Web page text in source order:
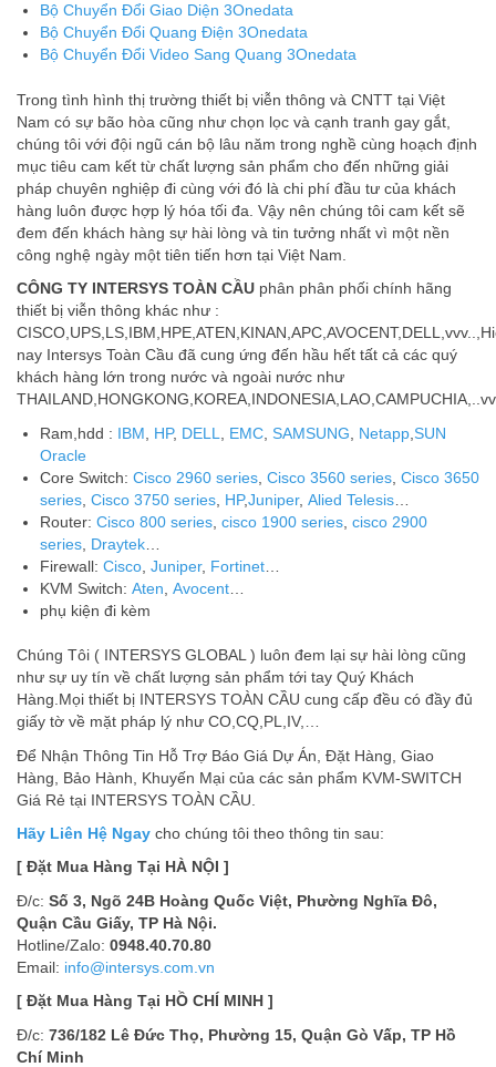
Bộ Chuyển Đổi Giao Diện 3Onedata
Bộ Chuyển Đổi Quang Điện 3Onedata
Bộ Chuyển Đổi Video Sang Quang 3Onedata
Trong tình hình thị trường thiết bị viễn thông và CNTT tại Việt
Nam có sự bão hòa cũng như chọn lọc và cạnh tranh gay gắt,
chúng tôi với đội ngũ cán bộ lâu năm trong nghề cùng hoạch định
mục tiêu cam kết từ chất lượng sản phẩm cho đến những giải
pháp chuyên nghiệp đi cùng với đó là chi phí đầu tư của khách
hàng luôn được hợp lý hóa tối đa. Vậy nên chúng tôi cam kết sẽ
đem đến khách hàng sự hài lòng và tin tưởng nhất vì một nền
công nghệ ngày một tiên tiến hơn tại Việt Nam.
CÔNG TY INTERSYS TOÀN CẦU phân phân phối chính hãng
thiết bị viễn thông khác như :
nay Intersys Toàn Cầu đã cung ứng đến hầu hết tất cả các quý
khách hàng lớn trong nước và ngoài nước như
Ram,hdd : IBM HP, DELL EMC, SAMSUNG Netapp, SUN
Oracle
Core Switch: Cisco 2960 series, Cisco 3560 series, Cisco 3650
series, Cisco 3750 series, HP,Juniper, Alied Telesis…
Router: Cisco 800 series, cisco 1900 series, cisco 2900
series, Draytek…
Firewall: Cisco, Juniper, Fortinet…
KVM Switch: Aten Avocent…
phụ kiện đi kèm
Chúng Tôi ( INTERSYS GLOBAL ) luôn đem lại sự hài lòng cũng
như sự uy tín về chất lượng sản phẩm tới tay Quý Khách
Hàng.Mọi thiết bị INTERSYS TOÀN CẦU cung cấp đều có đầy đủ
giấy tờ về mặt pháp lý như CO,CQ,PL,IV,…
Để Nhận Thông Tin Hỗ Trợ Báo Giá Dự Án, Đặt Hàng, Giao
Hàng, Bảo Hành, Khuyến Mại của các sản phẩm KVM-SWITCH
Giá Rẻ tại INTERSYS TOÀN CẦU.
Hãy Liên Hệ Ngay cho chúng tôi theo thông tin sau:
[ Đặt Mua Hàng Tại HÀ NỘI ]
Đ/c: Số 3, Ngõ 24B Hoàng Quốc Việt, Phường Nghĩa Đô,
Quận Cầu Giấy, TP Hà Nội.
Hotline/Zalo: 0948.40.70.80
Email: info@intersys.com.vn
[ Đặt Mua Hàng Tại HỒ CHÍ MINH ]
Đ/c: 736/182 Lê Đức Thọ, Phường 15, Quận Gò Vấp, TP Hồ
Chí Minh